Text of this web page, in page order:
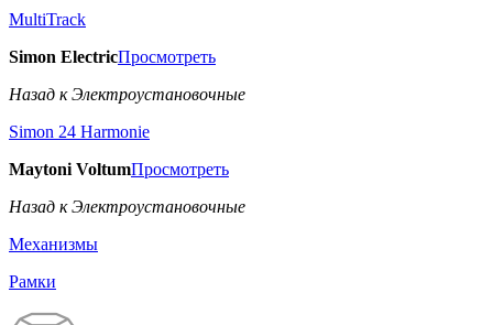
MultiTrack
Simon ElectricПросмотреть
Назад к Электроустановочные
Simon 24 Harmonie
Maytoni VoltumПросмотреть
Назад к Электроустановочные
Механизмы
Рамки